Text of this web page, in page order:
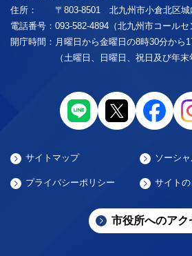
住所：
〒803-8501 北九州市小倉北区城
電話番号： 093-582-4894（北九州市コールセ
開庁時間： 月曜日から金曜日の8時30分から
（土曜日、日曜日、祝日及び年末
サイトマップ ソーシ
プライバシーポリシー サイト
市役所へのアク